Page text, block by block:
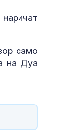
само
на Дуа